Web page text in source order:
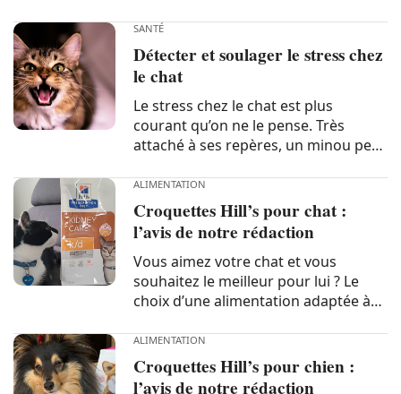
certains chats développent des
allergies saisonnières. Même si votre
fidèle compagnon aux pattes de
velours...
SANTÉ
Détecter et soulager le stress chez
le chat
Le stress chez le chat est plus
courant qu’on ne le pense. Très
attaché à ses repères, un minou peut
habitudes changent brusquement.
Cela peut provoquer des réactions
surprenantes, voire inquiétantes.
Dans cet...
ALIMENTATION
Croquettes Hill’s pour chat :
l’avis de notre rédaction
Vous aimez votre chat et vous
souhaitez le meilleur pour lui ? Le
choix d’une alimentation adaptée à
partie de vos priorités. Dans ce
domaine, Hill’s est une marque
réputée qui rassure de nombreux
ALIMENTATION
Croquettes Hill’s pour chien :
l’avis de notre rédaction